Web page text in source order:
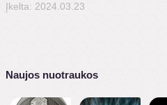
Įkelta: 2024.03.23
Naujos nuotraukos